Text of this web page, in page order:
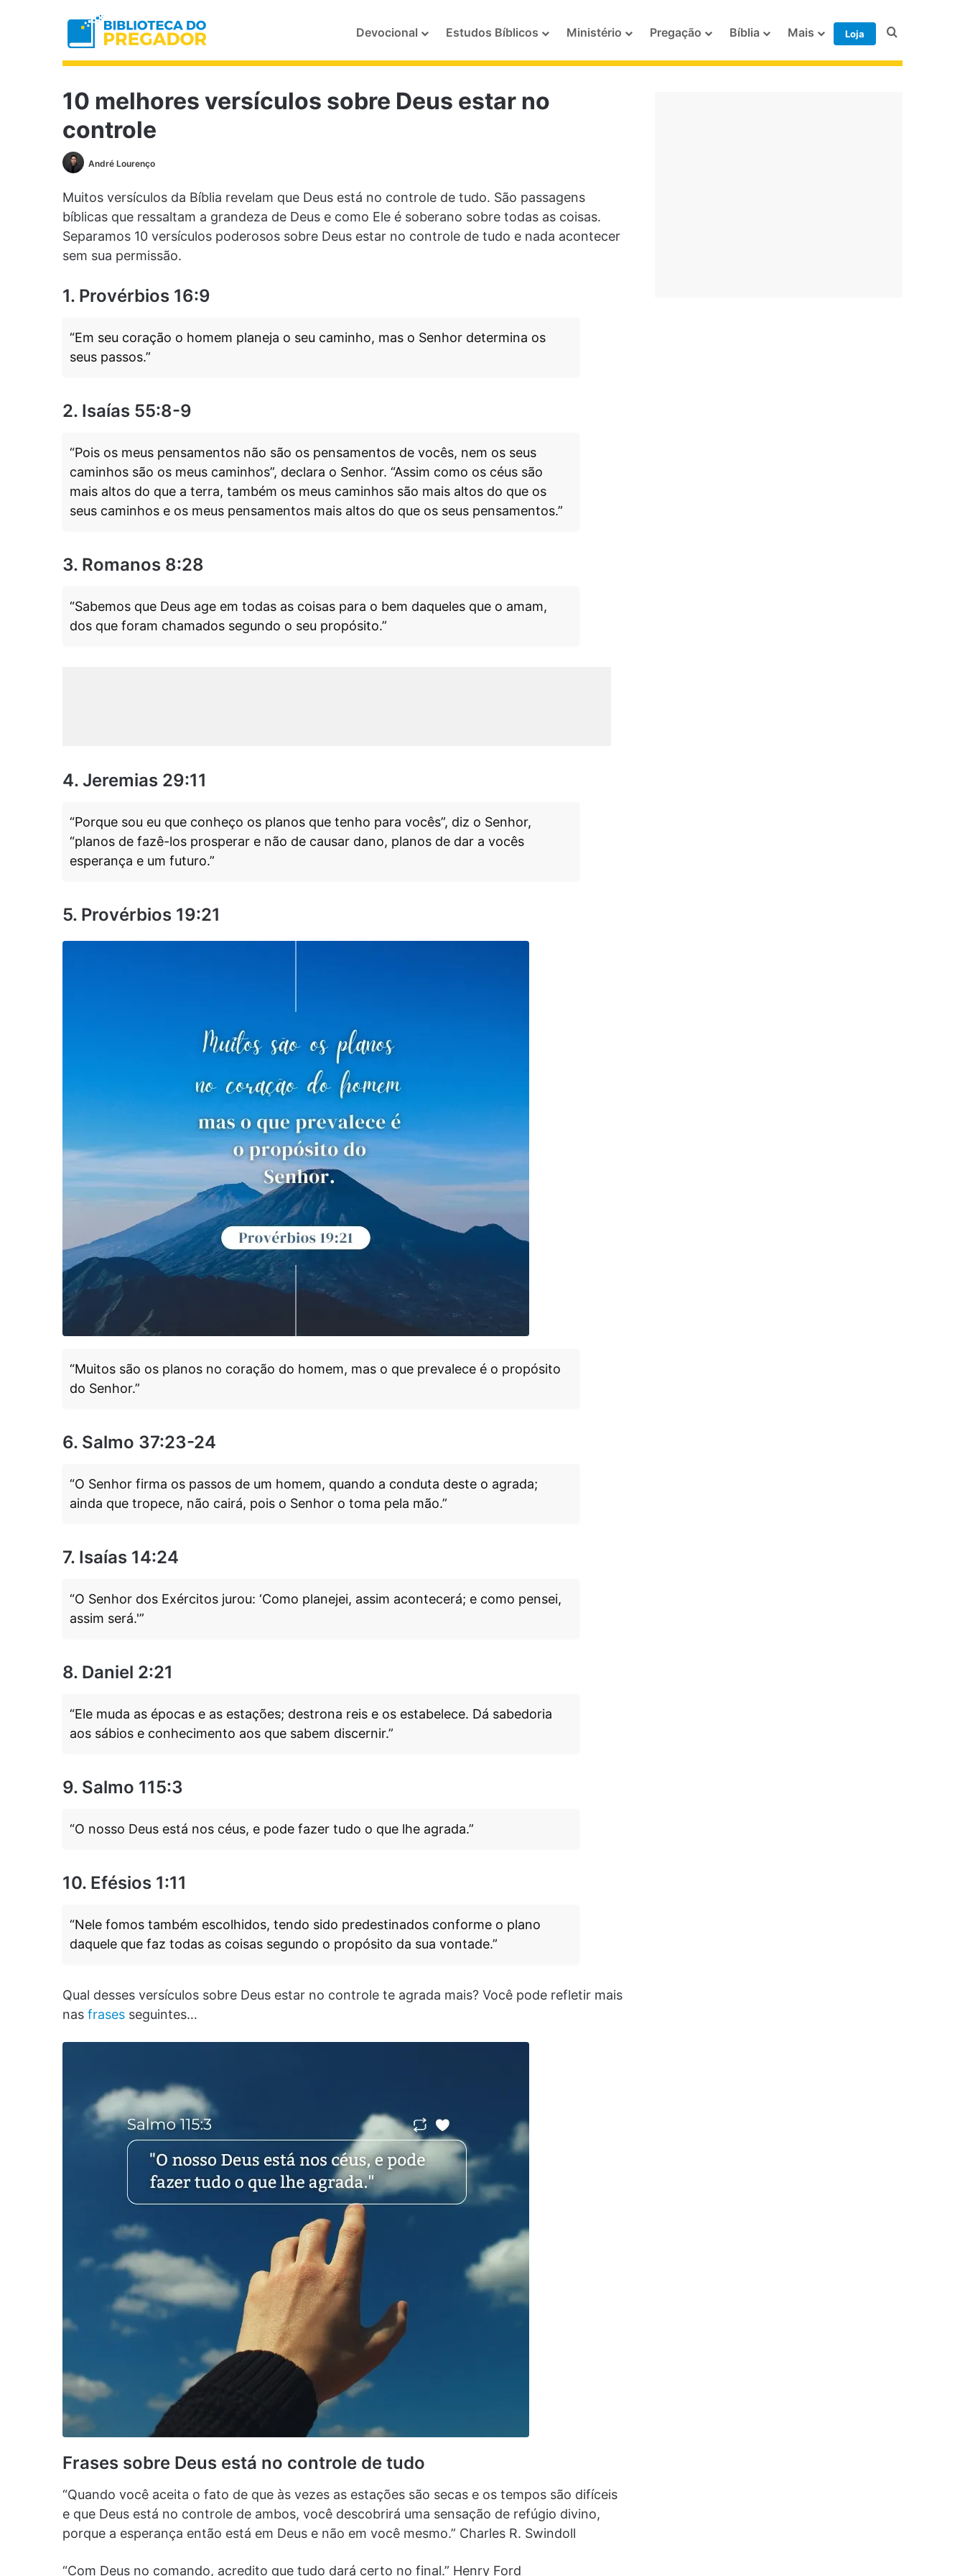
Devocional Estudos Bíblicos Ministério Pregação Bíblia Mais Loja Procurar por
10 melhores versículos sobre Deus estar no
controle
André Lourenço
Muitos versículos da Bíblia revelam que Deus está no controle de tudo. São passagens
bíblicas que ressaltam a grandeza de Deus e como Ele é soberano sobre todas as coisas.
Separamos 10 versículos poderosos sobre Deus estar no controle de tudo e nada acontecer
sem sua permissão.
1. Provérbios 16:9
“Em seu coração o homem planeja o seu caminho, mas o Senhor determina os
seus passos.”
2. Isaías 55:8-9
“Pois os meus pensamentos não são os pensamentos de vocês, nem os seus
caminhos são os meus caminhos”, declara o Senhor. “Assim como os céus são
mais altos do que a terra, também os meus caminhos são mais altos do que os
seus caminhos e os meus pensamentos mais altos do que os seus pensamentos.”
3. Romanos 8:28
“Sabemos que Deus age em todas as coisas para o bem daqueles que o amam,
dos que foram chamados segundo o seu propósito.”
4. Jeremias 29:11
“Porque sou eu que conheço os planos que tenho para vocês”, diz o Senhor,
“planos de fazê-los prosperar e não de causar dano, planos de dar a vocês
esperança e um futuro.”
5. Provérbios 19:21
“Muitos são os planos no coração do homem, mas o que prevalece é o propósito
do Senhor.”
6. Salmo 37:23-24
“O Senhor firma os passos de um homem, quando a conduta deste o agrada;
ainda que tropece, não cairá, pois o Senhor o toma pela mão.”
7. Isaías 14:24
“O Senhor dos Exércitos jurou: ‘Como planejei, assim acontecerá; e como pensei,
assim será.'”
8. Daniel 2:21
“Ele muda as épocas e as estações; destrona reis e os estabelece. Dá sabedoria
aos sábios e conhecimento aos que sabem discernir.”
9. Salmo 115:3
“O nosso Deus está nos céus, e pode fazer tudo o que lhe agrada.”
10. Efésios 1:11
“Nele fomos também escolhidos, tendo sido predestinados conforme o plano
daquele que faz todas as coisas segundo o propósito da sua vontade.”
Qual desses versículos sobre Deus estar no controle te agrada mais? Você pode refletir mais
nas frases seguintes…
Frases sobre Deus está no controle de tudo
“Quando você aceita o fato de que às vezes as estações são secas e os tempos são difíceis
e que Deus está no controle de ambos, você descobrirá uma sensação de refúgio divino,
porque a esperança então está em Deus e não em você mesmo.” Charles R. Swindoll
“Com Deus no comando, acredito que tudo dará certo no final.” Henry Ford